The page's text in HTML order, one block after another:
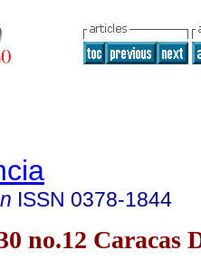
ISSN 0378-1844
no.12 Caracas